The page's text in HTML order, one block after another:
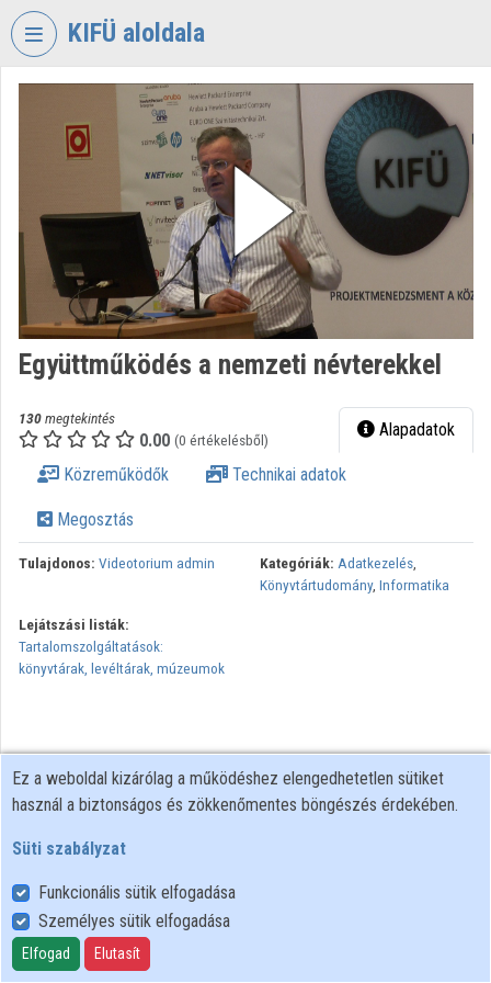
Fejléc kihagyása
KIFÜ aloldala
TORIUM
KORMÁNYZATI
FEJLESZTÉSI
ÜGYNÖKSÉG
Intézményi kezdőlap
Bejelentkezés
Intézményi felfedezés
Kategóriák
Intézményi listák
Intézmények
Közreműködők
Együttműködés a nemzeti névterekkel
130megtekintés
0.00 (0 értékelésből) Alapadatok
Közreműködők Technikai adatok
Megosztás
Tulajdonos: Videotorium admin Kategóriák: Adatkezelés,
Könyvtártudomány, Informatika
Lejátszási listák:
Tartalomszolgáltatások:
könyvtárak, levéltárak, múzeumok
Felhasználói szabályzat
Adatkezelési tájékoztató
Süti szabályzat
Ez a weboldal kizárólag a működéshez elengedhetetlen sütiket
használ a biztonságos és zökkenőmentes böngészés érdekében.
Süti szabályzat
Funkcionális sütik elfogadása
Személyes sütik elfogadása
Elfogad Elutasít